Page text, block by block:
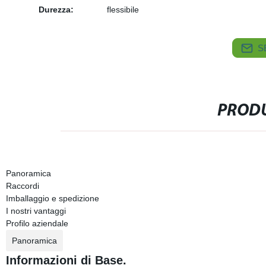
Durezza:
flessibile
Panoramica
Raccordi
Imballaggio e spedizione
I nostri vantaggi
Profilo aziendale
Panoramica
Informazioni di Base.